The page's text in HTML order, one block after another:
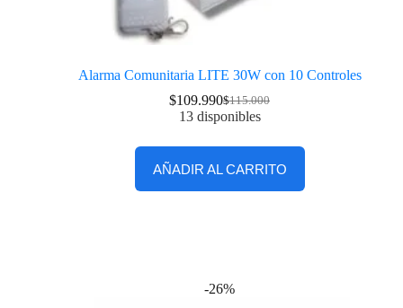
Alarma Comunitaria LITE 30W con 10 Controles
$115.000
$109.990
13 disponibles
AÑADIR AL CARRITO
-26%